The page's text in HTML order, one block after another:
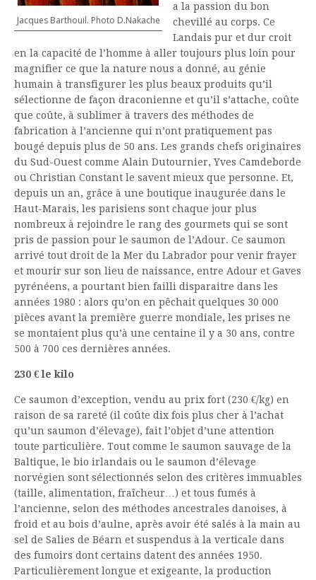
Jacques Barthouil. Photo D.Nakache
a la passion du bon
chevillé au corps. Ce
Landais pur et dur croit
en la capacité de l’homme à aller toujours plus loin pour
magnifier ce que la nature nous a donné, au génie
humain à transfigurer les plus beaux produits qu’il
sélectionne de façon draconienne et qu’il s’attache, coûte
que coûte, à sublimer à travers des méthodes de
fabrication à l’ancienne qui n’ont pratiquement pas
bougé depuis plus de 50 ans. Les grands chefs originaires
du Sud-Ouest comme Alain Dutournier, Yves Camdeborde
ou Christian Constant le savent mieux que personne. Et,
depuis un an, grâce à une boutique inaugurée dans le
Haut-Marais, les parisiens sont chaque jour plus
nombreux à rejoindre le rang des gourmets qui se sont
pris de passion pour le saumon de l’Adour. Ce saumon
arrivé tout droit de la Mer du Labrador pour venir frayer
et mourir sur son lieu de naissance, entre Adour et Gaves
pyrénéens, a pourtant bien failli disparaitre dans les
années 1980 : alors qu’on en pêchait quelques 30 000
pièces avant la première guerre mondiale, les prises ne
se montaient plus qu’à une centaine il y a 30 ans, contre
500 à 700 ces dernières années.
230 € le kilo
Ce saumon d’exception, vendu au prix fort (230 €/kg) en
raison de sa rareté (il coûte dix fois plus cher à l’achat
qu’un saumon d’élevage), fait l’objet d’une attention
toute particulière. Tout comme le saumon sauvage de la
Baltique, le bio irlandais ou le saumon d’élevage
norvégien sont sélectionnés selon des critères immuables
(taille, alimentation, fraîcheur…) et tous fumés à
l’ancienne, selon des méthodes ancestrales danoises, à
froid et au bois d’aulne, après avoir été salés à la main au
sel de Salies de Béarn et suspendus à la verticale dans
des fumoirs dont certains datent des années 1950.
Particulièrement longue et exigeante, la production